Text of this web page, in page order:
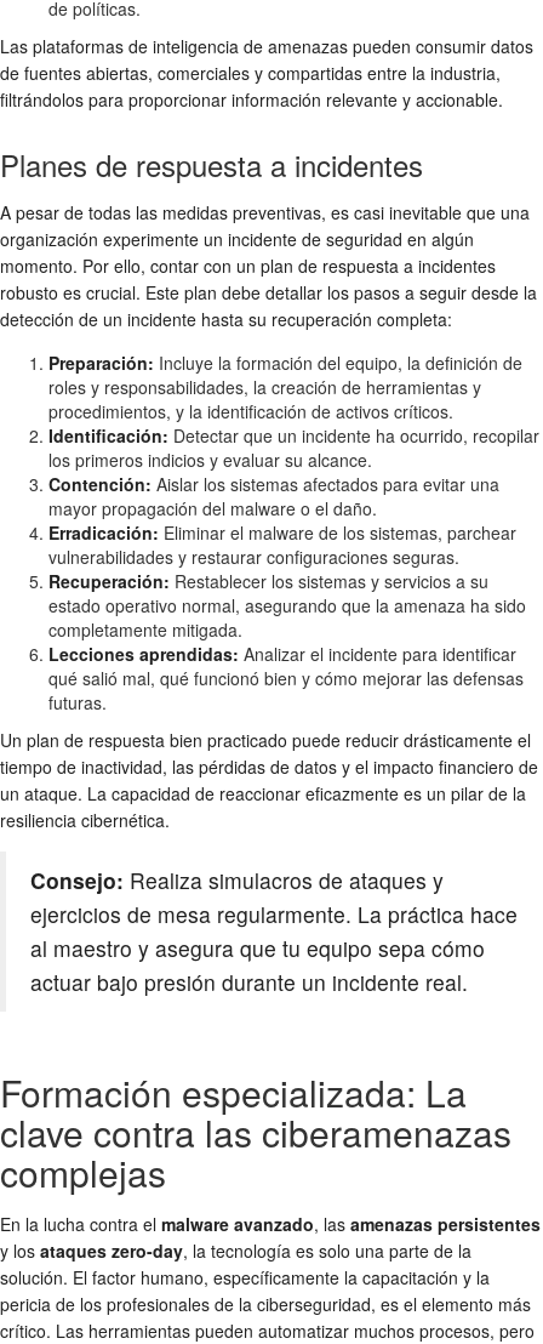
de políticas.
Las plataformas de inteligencia de amenazas pueden consumir datos
de fuentes abiertas, comerciales y compartidas entre la industria,
filtrándolos para proporcionar información relevante y accionable.
Planes de respuesta a incidentes
A pesar de todas las medidas preventivas, es casi inevitable que una
organización experimente un incidente de seguridad en algún
momento. Por ello, contar con un plan de respuesta a incidentes
robusto es crucial. Este plan debe detallar los pasos a seguir desde la
detección de un incidente hasta su recuperación completa:
Preparación: Incluye la formación del equipo, la definición de
roles y responsabilidades, la creación de herramientas y
procedimientos, y la identificación de activos críticos.
Identificación: Detectar que un incidente ha ocurrido, recopilar
los primeros indicios y evaluar su alcance.
Contención: Aislar los sistemas afectados para evitar una
mayor propagación del malware o el daño.
Erradicación: Eliminar el malware de los sistemas, parchear
vulnerabilidades y restaurar configuraciones seguras.
Recuperación: Restablecer los sistemas y servicios a su
estado operativo normal, asegurando que la amenaza ha sido
completamente mitigada.
Lecciones aprendidas: Analizar el incidente para identificar
qué salió mal, qué funcionó bien y cómo mejorar las defensas
futuras.
Un plan de respuesta bien practicado puede reducir drásticamente el
tiempo de inactividad, las pérdidas de datos y el impacto financiero de
un ataque. La capacidad de reaccionar eficazmente es un pilar de la
resiliencia cibernética.
Consejo: Realiza simulacros de ataques y
ejercicios de mesa regularmente. La práctica hace
al maestro y asegura que tu equipo sepa cómo
actuar bajo presión durante un incidente real.
Formación especializada: La
clave contra las ciberamenazas
complejas
En la lucha contra el malware avanzado, las amenazas persistentes
y los ataques zero-day, la tecnología es solo una parte de la
solución. El factor humano, específicamente la capacitación y la
pericia de los profesionales de la ciberseguridad, es el elemento más
crítico. Las herramientas pueden automatizar muchos procesos, pero